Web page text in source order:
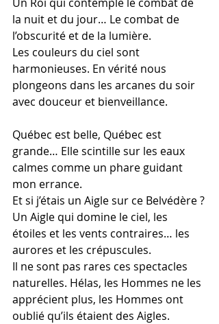
la nuit et du jour… Le combat de
l’obscurité et de la lumière.
Les couleurs du ciel sont
harmonieuses. En vérité nous
plongeons dans les arcanes du soir
avec douceur et bienveillance.
Québec est belle, Québec est
grande… Elle scintille sur les eaux
calmes comme un phare guidant
mon errance.
Et si j’étais un Aigle sur ce Belvédère ?
Un Aigle qui domine le ciel, les
étoiles et les vents contraires… les
aurores et les crépuscules.
Il ne sont pas rares ces spectacles
naturelles. Hélas, les Hommes ne les
apprécient plus, les Hommes ont
oublié qu’ils étaient des Aigles.